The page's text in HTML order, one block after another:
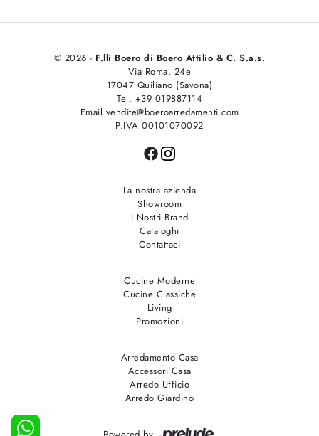
© 2026 - F.lli Boero di Boero Attilio & C. S.a.s.
Via Roma, 24e
17047 Quiliano (Savona)
Tel. +39 019887114
Email vendite@boeroarredamenti.com
P.IVA 00101070092
La nostra azienda
Showroom
I Nostri Brand
Cataloghi
Contattaci
Cucine Moderne
Cucine Classiche
Living
Promozioni
Arredamento Casa
Accessori Casa
Arredo Ufficio
Arredo Giardino